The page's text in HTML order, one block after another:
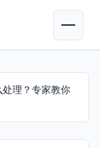
理？专家教你